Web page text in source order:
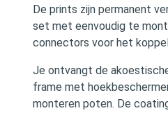
De prints zijn permanent
set met eenvoudig te
connectors voor het
Je ontvangt de
frame met
monteren poten. De